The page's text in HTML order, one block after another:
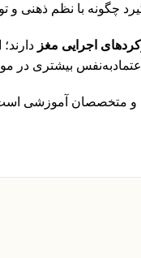
چگونه با نظم ذهنی و
اجرایی مغز
بیشتری در
و متخصصان آموزشی